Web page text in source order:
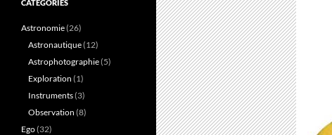
CATÉGORIES
Astronomie(26)
Astronautique(12)
Astrophotographie(5)
Exploration (1)
Instruments(3)
Observation (8)
Ego(32)